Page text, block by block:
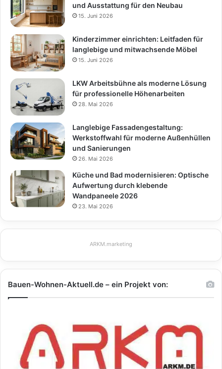
und Ausstattung für den Neubau
15. Juni 2026
Kinderzimmer einrichten: Leitfaden für
langlebige und mitwachsende Möbel
15. Juni 2026
LKW Arbeitsbühne als moderne Lösung
für professionelle Höhenarbeiten
28. Mai 2026
Langlebige Fassadengestaltung:
Werkstoffwahl für moderne Außenhüllen
und Sanierungen
26. Mai 2026
Küche und Bad modernisieren: Optische
Aufwertung durch klebende
Wandpaneele 2026
23. Mai 2026
ARKM.marketing
Bauen-Wohnen-Aktuell.de – ein Projekt von: